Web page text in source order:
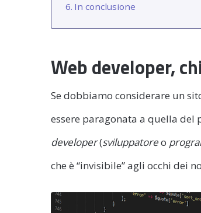
In conclusione
Web developer,
Se dobbiamo considerare un
essere paragonata a quella del
developer(sviluppatoreo
che è “invisibile” agli occhi dei